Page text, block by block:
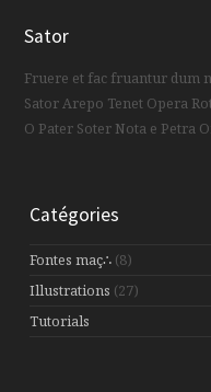
Sator
Fruere et fac fruantur dum
Sator Arepo Tenet Opera
O Pater Soter Nota e Petra
Catégories
Fontes maç∴ (8)
Illustrations (27)
Tutorials